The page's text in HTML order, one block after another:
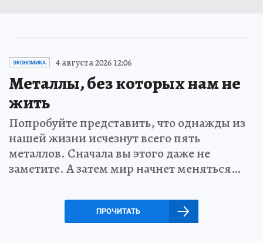
ЭКОНОМИКА 4 августа 2026 12:06
Металлы, без которых нам не
жить
Попробуйте представить, что однажды из
нашей жизни исчезнут всего пять
металлов. Сначала вы этого даже не
заметите. А затем мир начнет меняться…
ПРОЧИТАТЬ